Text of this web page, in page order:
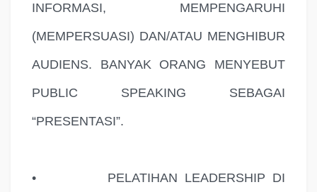
INFORMASI, MEMPENGARUHI
(MEMPERSUASI) DAN/ATAU MENGHIBUR
AUDIENS. BANYAK ORANG MENYEBUT
PUBLIC SPEAKING SEBAGAI
“PRESENTASI”.
•
PELATIHAN LEADERSHIP DI